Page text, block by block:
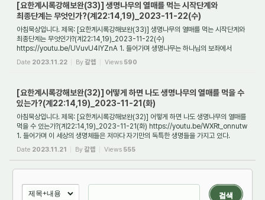
[요한계시록강해보완(33)] 생명나무의 열매를 먹는 시작단계와
최종단계는 무엇인가?(계22:14,19)_2023-11-22(수)
아침묵상입니다. 제목: [요한계시록강해보완(33)] 생명나무의 열매를 먹는 시작단계와
최종단계는 무엇인가?(계22:14,19)_2023-11-22(수)
https://youtu.be/UVuvU4IYZnA 1. 들어가며 생명나무는 하나님의 보좌에서
흘러내리는 생명수를 먹고 과실을 맺는 셋째 ...
Date 2023.11.22 By갈렙 Views 590
[요한계시록강해보완(32)] 어떻게 하면 나도 생명나무의 열매를 먹을 수
있는가?(계22:14,19)_2023-11-21(화)
아침묵상입니다. 제목: [요한계시록강해보완(32)] 어떻게 하면 나도 생명나무의 열매를
먹을 수 있는가?(계22:14,19)_2023-11-21(화) https://youtu.be/WXRt_onnutw
1. 들어가며 이 세상의 생명체들은 저마다 자기만의 독특한 생명들을 가지고 있다.
그래서 식...
Date 2023.11.21 By갈렙 Views 555
검색